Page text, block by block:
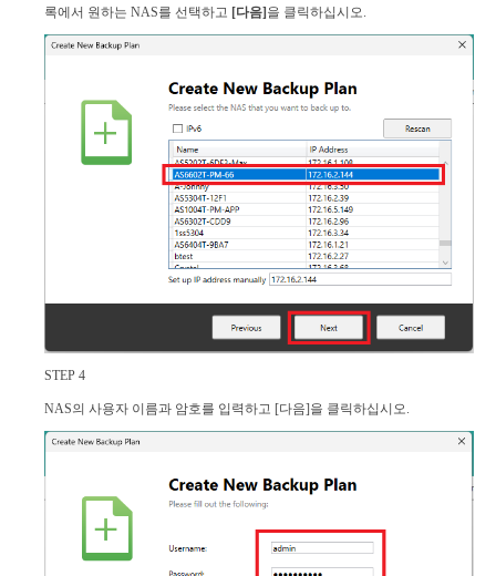
록에서 원하는 NAS를 선택하고 [다음] 을 클릭하십시오.
STEP 4
NAS의 사용자 이름과 암호를 입력하고 [다음]을 클릭하십시오.